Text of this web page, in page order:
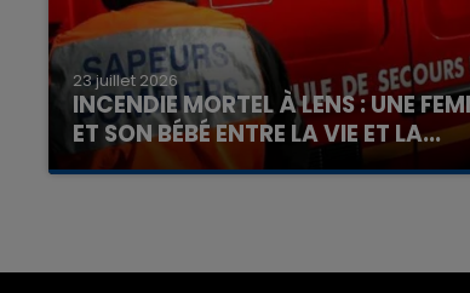
23 juillet 2026
INCENDIE MORTEL À LENS : UNE
ET SON BÉBÉ ENTRE LA VIE ET LA...
Un homme s'est immolé par le feu après